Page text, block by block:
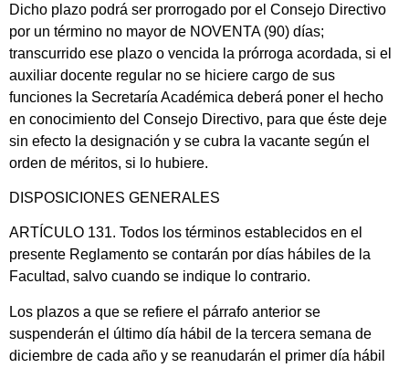
Dicho plazo podrá ser prorrogado por el Consejo Directivo
por un término no mayor de NOVENTA (90) días;
transcurrido ese plazo o vencida la prórroga acordada, si el
auxiliar docente regular no se hiciere cargo de sus
funciones la Secretaría Académica deberá poner el hecho
en conocimiento del Consejo Directivo, para que éste deje
sin efecto la designación y se cubra la vacante según el
orden de méritos, si lo hubiere.
DISPOSICIONES GENERALES
ARTÍCULO 131. Todos los términos establecidos en el
presente Reglamento se contarán por días hábiles de la
Facultad, salvo cuando se indique lo contrario.
Los plazos a que se refiere el párrafo anterior se
suspenderán el último día hábil de la tercera semana de
diciembre de cada año y se reanudarán el primer día hábil